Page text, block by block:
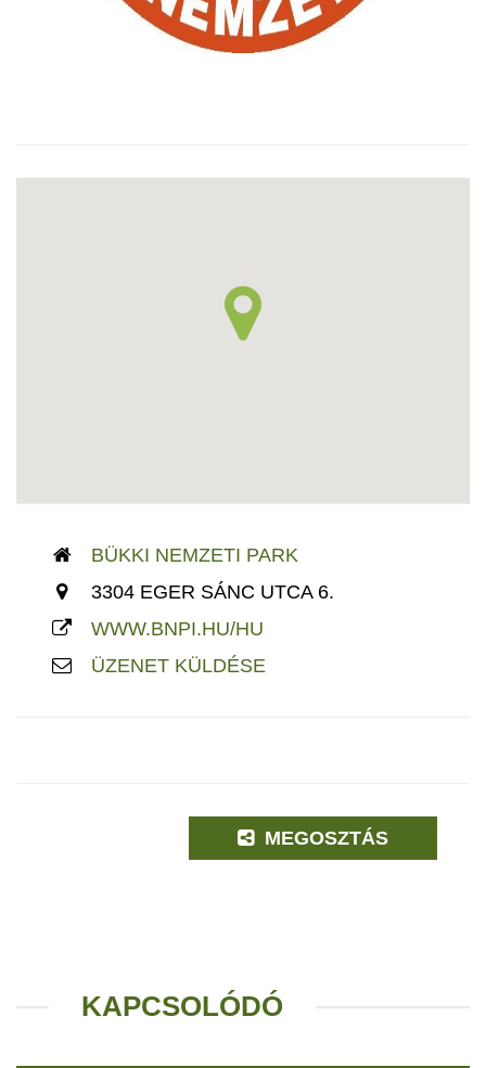
BÜKKI NEMZETI PARK
3304 EGER SÁNC UTCA 6.
WWW.BNPI.HU/HU
ÜZENET KÜLDÉSE
MEGOSZTÁS
KAPCSOLÓDÓ